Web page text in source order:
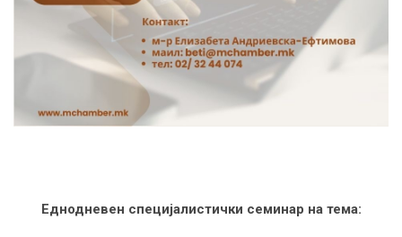
Еднодневен специјалистички семинар на тема: